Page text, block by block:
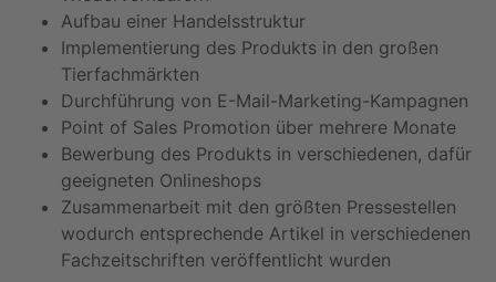
Aufbau einer Handelsstruktur
Implementierung des Produkts in den großen
Tierfachmärkten
Durchführung von E-Mail-Marketing-Kampagnen
Point of Sales Promotion über mehrere Monate
Bewerbung des Produkts in verschiedenen, dafür
geeigneten Onlineshops
Zusammenarbeit mit den größten Pressestellen
wodurch entsprechende Artikel in verschiedenen
Fachzeitschriften veröffentlicht wurden